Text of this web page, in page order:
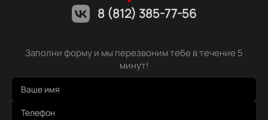
8 (812) 385-77-56
Заполни форму и мы перезвоним тебе в течение 5
минут!